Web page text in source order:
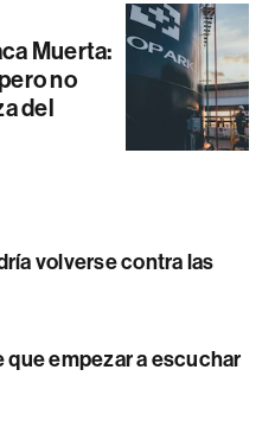
Muerta:
no
del
volverse contra las
que empezar a escuchar